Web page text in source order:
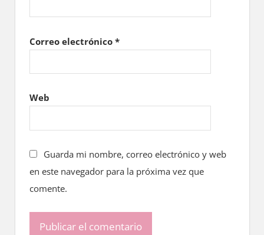
Correo electrónico *
Web
Guarda mi nombre, correo electrónico y web
en este navegador para la próxima vez que
comente.